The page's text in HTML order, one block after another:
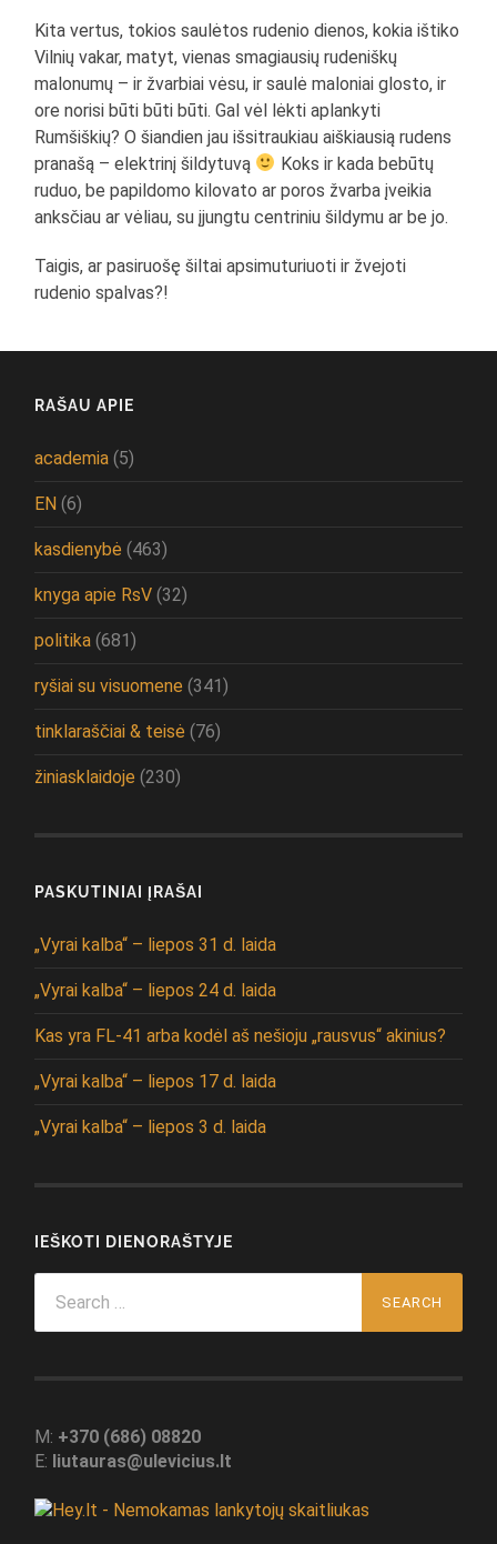
Kita vertus, tokios saulėtos rudenio dienos, kokia ištiko
Vilnių vakar, matyt, vienas smagiausių rudeniškų
malonumų – ir žvarbiai vėsu, ir saulė maloniai glosto, ir
ore norisi būti būti būti. Gal vėl lėkti aplankyti
Rumšiškių? O šiandien jau išsitraukiau aiškiausią rudens
pranašą – elektrinį šildytuvą
Koks ir kada bebūtų
ruduo, be papildomo kilovato ar poros žvarba įveikia
anksčiau ar vėliau, su įjungtu centriniu šildymu ar be jo.
Taigis, ar pasiruošę šiltai apsimuturiuoti ir žvejoti
rudenio spalvas?!
RAŠAU APIE
academia (5)
EN (6)
kasdienybė (463)
knyga apie RsV (32)
politika (681)
ryšiai su visuomene (341)
tinklaraščiai & teisė (76)
žiniasklaidoje (230)
PASKUTINIAI ĮRAŠAI
„Vyrai kalba“ – liepos 31 d. laida
„Vyrai kalba“ – liepos 24 d. laida
Kas yra FL-41 arba kodėl aš nešioju „rausvus“ akinius?
„Vyrai kalba“ – liepos 17 d. laida
„Vyrai kalba“ – liepos 3 d. laida
IEŠKOTI DIENORAŠTYJE
for:
M: +370 (686) 08820
E: liutauras@ulevicius.lt